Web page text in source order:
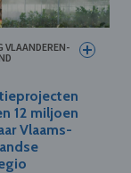
VLAANDEREN-
12 miljoen
Vlaams-